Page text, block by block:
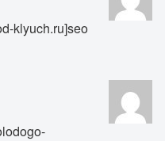
klyuch.ru]seo